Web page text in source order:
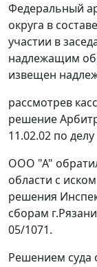
Федеральный
округа в
участии в
надлежащим
извещен
рассмотрев
решение
11.02.02 по
ООО "А"
области с
решения
сборам
05/1071.
Решением суда